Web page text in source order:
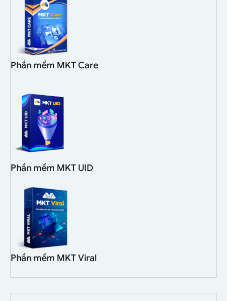
Phần mềm MKT Care
Phần mềm MKT UID
Phần mềm MKT Viral